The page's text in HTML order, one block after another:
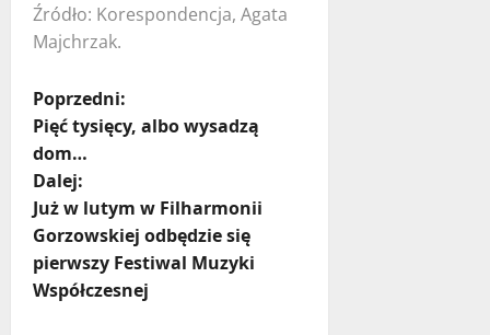
Źródło: Korespondencja, Agata
Majchrzak.
Z
o
b
a
c
Poprzedni:
Pięć tysięcy, albo wysadzą
dom…
Dalej:
Już w lutym w Filharmonii
Gorzowskiej odbędzie się
pierwszy Festiwal Muzyki
Współczesnej